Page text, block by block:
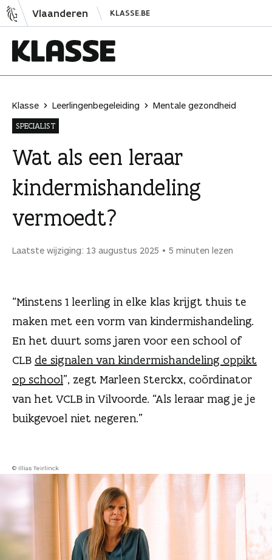
N
a
Vlaanderen KLASSE.BE
a
s
s
e
Klasse Leerlingenbegeleiding
Mentale gezondheid
SPECIALIST
Wat als een leraar
kindermishandeling
vermoedt?
Laatste wijziging: 13 augustus 2025 5 minuten lezen
“Minstens 1 leerling in elke klas krijgt thuis te
maken met een vorm van kindermishandeling.
En het duurt soms jaren voor een school of
CLB de signalen van kindermishandeling oppikt
op school”, zegt Marleen Sterckx, coördinator
van het VCLB in Vilvoorde. “Als leraar mag je je
buikgevoel niet negeren.”
© Illias Teirlinck